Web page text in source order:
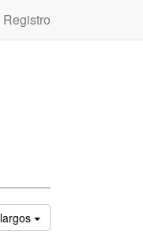
Registro
Ordenar